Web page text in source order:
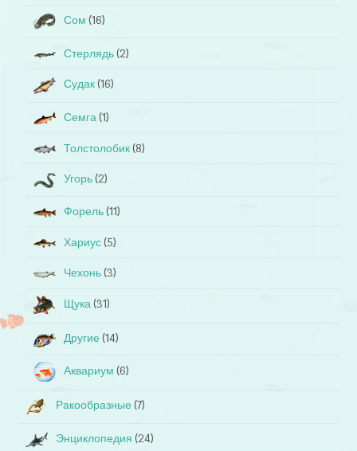
Сом (16)
Стерлядь (2)
Судак (16)
Семга (1)
Толстолобик (8)
Угорь (2)
Форель (11)
Хариус (5)
Чехонь (3)
Щука (31)
Другие (14)
Аквариум (6)
Ракообразные (7)
Энциклопедия (24)